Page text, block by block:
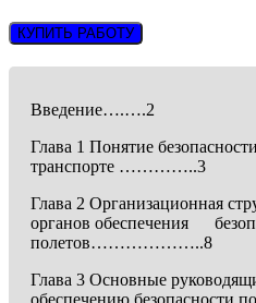
КУПИТЬ РАБОТУ
Введение….….2
Глава 1 Понятие
транспорте …………..3
Глава 2 Организационная
органов обеспечения
полетов………………..8
Глава 3 Основные
обеспечению